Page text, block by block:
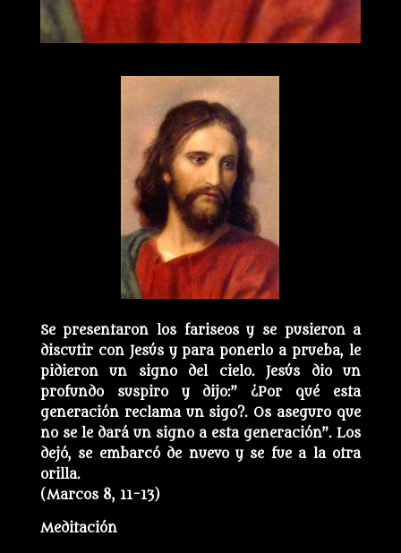
Se presentaron los fariseos y se pusieron a
discutir con Jesús y para ponerlo a prueba, le
pidieron un signo del cielo. Jesús dio un
profundo suspiro y dijo:” ¿Por qué esta
generación reclama un sigo?. Os aseguro que
no se le dará un signo a esta generación”. Los
dejó, se embarcó de nuevo y se fue a la otra
orilla.
(Marcos 8, 11-13)
Meditación